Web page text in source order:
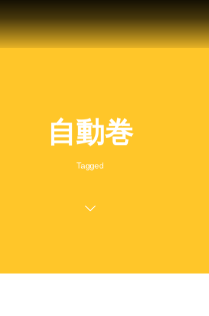
自動巻
Tagged